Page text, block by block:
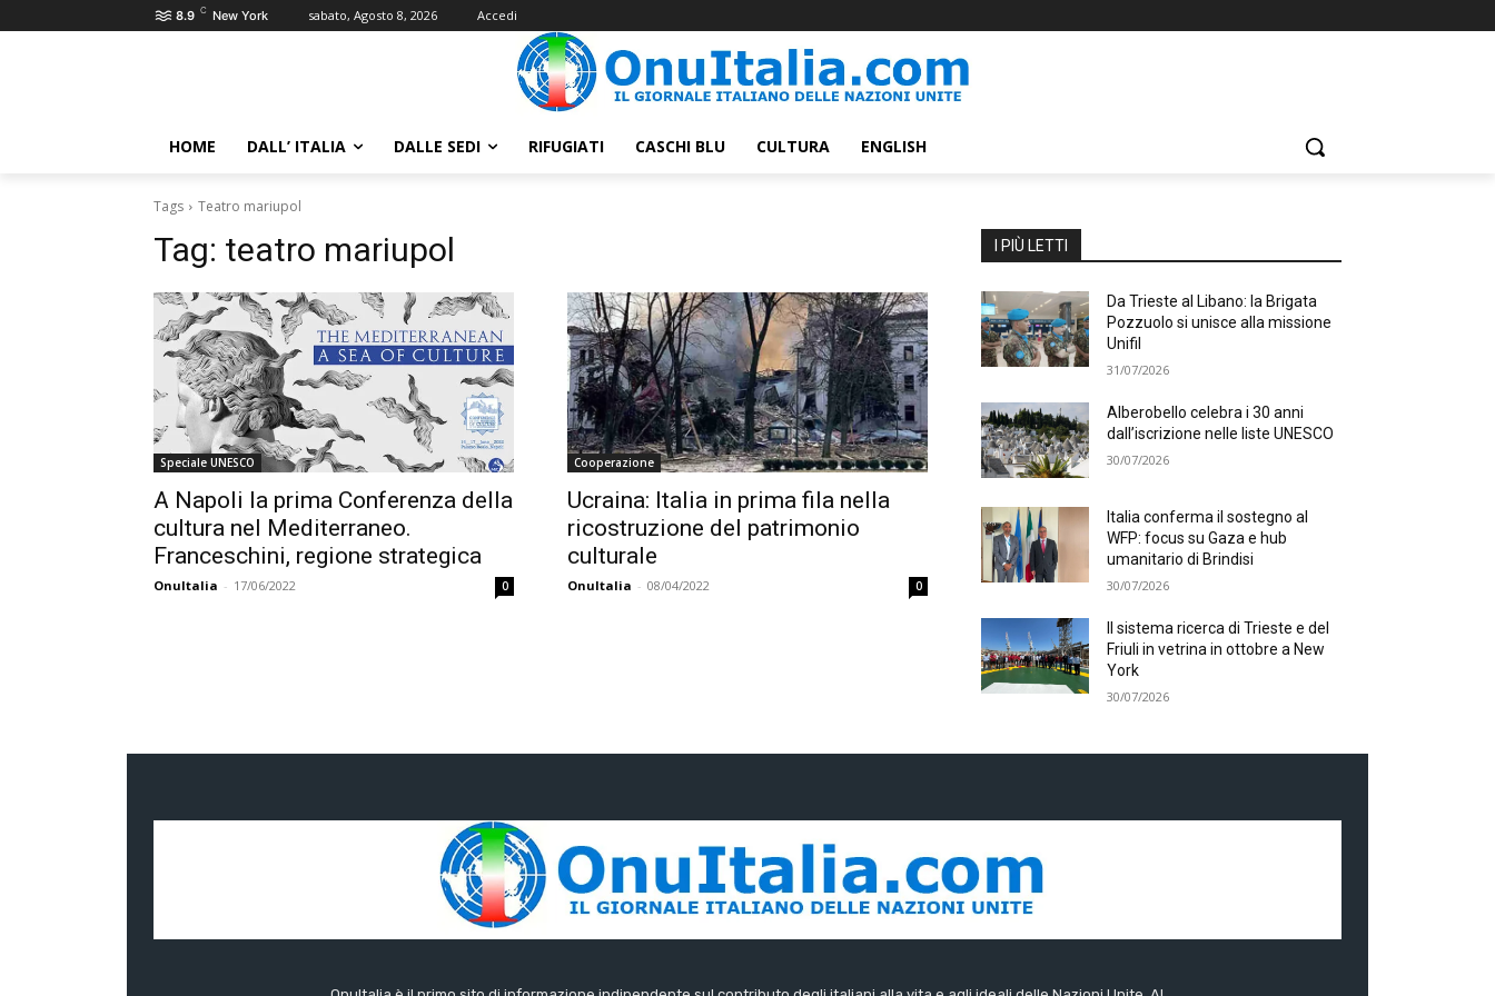
8.9 C New York sabato, Agosto 8, 2026 Accedi
HOME DALL’ ITALIA DALLE SEDI RIFUGIATI CASCHI BLU CULTURA ENGLISH
Tags Teatro mariupol
Tag: teatro mariupol
Speciale UNESCO
A Napoli la prima Conferenza della
cultura nel Mediterraneo.
Franceschini, regione strategica
OnuItalia - 17/06/2022 0
Cooperazione
Ucraina: Italia in prima fila nella
ricostruzione del patrimonio
culturale
OnuItalia - 08/04/2022 0
I PIÙ LETTI
Da Trieste al Libano: la Brigata
Pozzuolo si unisce alla missione
Unifil
31/07/2026
Alberobello celebra i 30 anni
dall’iscrizione nelle liste UNESCO
30/07/2026
Italia conferma il sostegno al
WFP: focus su Gaza e hub
umanitario di Brindisi
30/07/2026
Il sistema ricerca di Trieste e del
Friuli in vetrina in ottobre a New
York
30/07/2026